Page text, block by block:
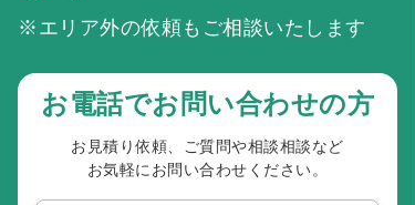
※エリア外の依頼もご相談いたします
お電話でお問い合わせの方
お見積り依頼、ご質問や相談相談など
お気軽にお問い合わせください。